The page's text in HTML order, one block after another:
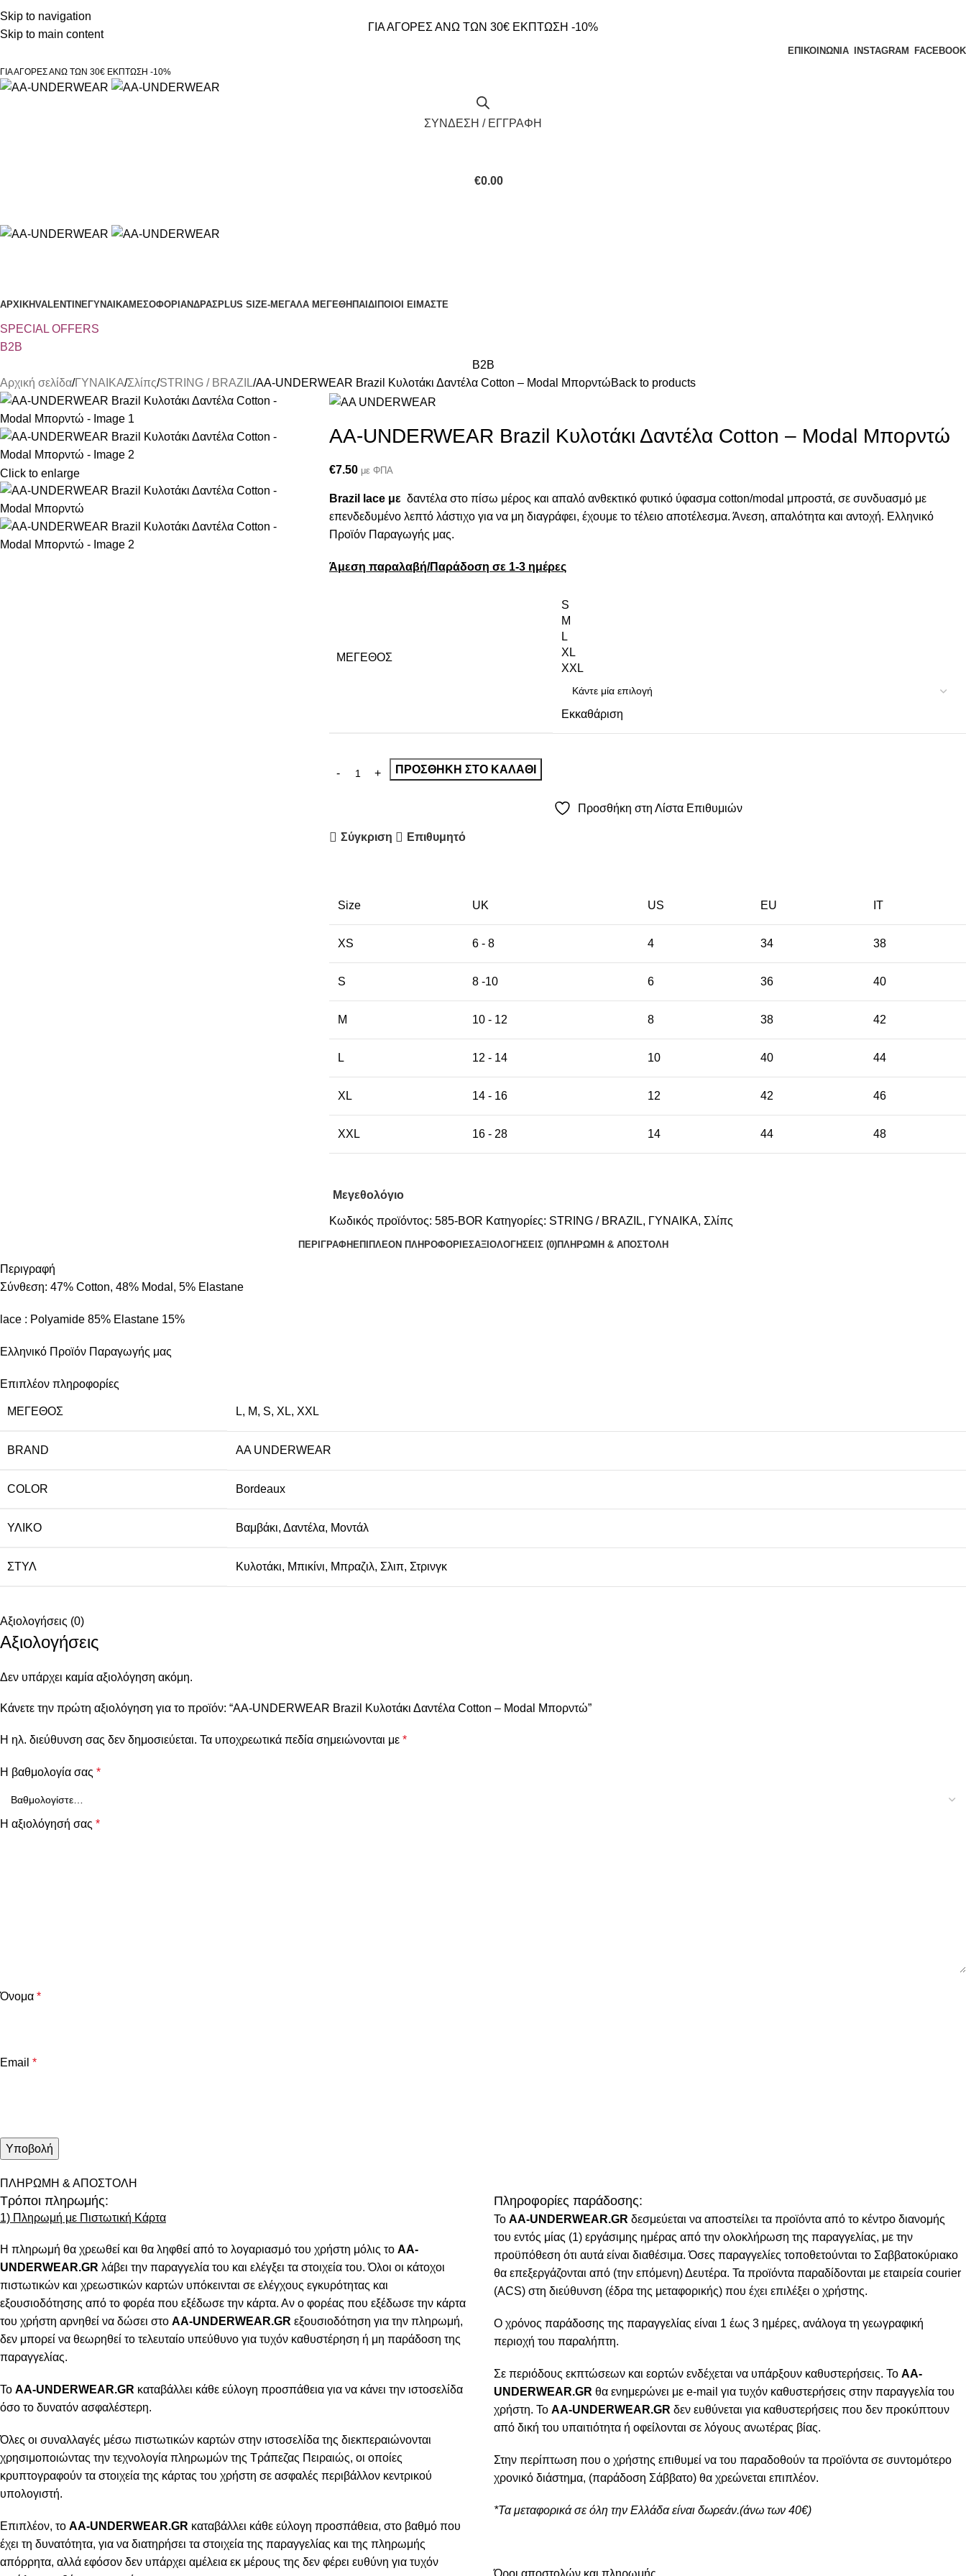
Skip to navigation
Skip to main content
Τηλεφωνικές παραγγελίες 23210 97300
ΓΙΑ ΑΓΟΡΕΣ ΑΝΩ ΤΩΝ 30€ ΕΚΠΤΩΣΗ -10%
ΕΠΙΚΟΙΝΩΝΙΑ INSTAGRAM FACEBOOK
ΓΙΑ ΑΓΟΡΕΣ ΑΝΩ ΤΩΝ 30€ ΕΚΠΤΩΣΗ -10%
ΣΥΝΔΕΣΗ / ΕΓΓΡΑΦΗ
€0.00
ΑΡΧΙΚΗVALENTINEΓΥΝΑΙΚΑΜΕΣΟΦΟΡΙ ΑΝΔΡΑΣPLUS SIZE-ΜΕΓΑΛΑ ΜΕΓΕΘΗ ΠΑΙΔΙ ΠΟΙΟΙ ΕΙΜΑΣΤΕ
SPECIAL OFFERS
B2B
B2B
Αρχική σελίδα ΓΥΝΑΙΚΑ Σλίπς STRING / BRAZIL AA-UNDERWEAR Brazil Κυλοτάκι Δαντέλα Cotton – Modal ΜπορντώBack to products
Click to enlarge
AA-UNDERWEAR Brazil Κυλοτάκι Δαντέλα Cotton – Modal Μπορντώ
€7.50 με ΦΠΑ
Brazil lace με δαντέλα στο πίσω μέρος και απαλό ανθεκτικό φυτικό ύφασμα cotton/modal μπροστά, σε συνδυασμό με
επενδεδυμένο λεπτό λάστιχο για να μη διαγράφει, έχουμε το τέλειο αποτέλεσμα. Άνεση, απαλότητα και αντοχή. Ελληνικό
Προϊόν Παραγωγής μας.
Άμεση παραλαβή/Παράδοση σε 1-3 ημέρες
ΜΈΓΕΘΟΣ
S
M
L
XL
XXL
Εκκαθάριση
ΠΡΟΣΘΉΚΗ ΣΤΟ ΚΑΛΆΘΙ
Προσθήκη στη Λίστα Επιθυμιών
Σύγκριση Επιθυμητό
Size UK US EU ΙΤ
XS 6 - 8 4 34 38
S 8 -10 6 36 40
M 10 - 12 8 38 42
L 12 - 14 10 40 44
XL 14 - 16 12 42 46
XXL 16 - 28 14 44 48
Μεγεθολόγιο
Κωδικός προϊόντος: 585-BOR Κατηγορίες: STRING / BRAZIL, ΓΥΝΑΙΚΑ, Σλίπς
ΠΕΡΙΓΡΑΦΉ ΕΠΙΠΛΈΟΝ ΠΛΗΡΟΦΟΡΊΕΣΑΞΙΟΛΟΓΉΣΕΙΣ (0)ΠΛΗΡΩΜΗ & ΑΠΟΣΤΟΛΗ
Περιγραφή
Σύνθεση: 47% Cotton, 48% Modal, 5% Elastane
lace : Polyamide 85% Elastane 15%
Ελληνικό Προϊόν Παραγωγής μας
Επιπλέον πληροφορίες
ΜΈΓΕΘΟΣ L, M, S, XL, XXL
BRAND AA UNDERWEAR
COLOR Bordeaux
ΥΛΙΚΌ Βαμβάκι, Δαντέλα, Μοντάλ
ΣΤΥΛ Κυλοτάκι, Μπικίνι, Μπραζιλ, Σλιπ, Στρινγκ
Αξιολογήσεις (0)
Αξιολογήσεις
Δεν υπάρχει καμία αξιολόγηση ακόμη.
Κάνετε την πρώτη αξιολόγηση για το προϊόν: “AA-UNDERWEAR Brazil Κυλοτάκι Δαντέλα Cotton – Modal Μπορντώ”
Η ηλ. διεύθυνση σας δεν δημοσιεύεται. Τα υποχρεωτικά πεδία σημειώνονται με *
Η βαθμολογία σας *
Η αξιολόγησή σας *
Όνομα *
Email *
ΠΛΗΡΩΜΗ & ΑΠΟΣΤΟΛΗ
Τρόποι πληρωμής:
1) Πληρωμή με Πιστωτική Κάρτα
Η πληρωμή θα χρεωθεί και θα ληφθεί από το λογαριασμό του χρήστη μόλις το AA-
UNDERWEAR.GR λάβει την παραγγελία του και ελέγξει τα στοιχεία του. Όλοι οι κάτοχοι
πιστωτικών και χρεωστικών καρτών υπόκεινται σε ελέγχους εγκυρότητας και
εξουσιοδότησης από το φορέα που εξέδωσε την κάρτα. Αν ο φορέας που εξέδωσε την κάρτα
του χρήστη αρνηθεί να δώσει στο AA-UNDERWEAR.GR εξουσιοδότηση για την πληρωμή,
δεν μπορεί να θεωρηθεί το τελευταίο υπεύθυνο για τυχόν καθυστέρηση ή μη παράδοση της
παραγγελίας.
Το AA-UNDERWEAR.GR καταβάλλει κάθε εύλογη προσπάθεια για να κάνει την ιστοσελίδα
όσο το δυνατόν ασφαλέστερη.
Όλες οι συναλλαγές μέσω πιστωτικών καρτών στην ιστοσελίδα της διεκπεραιώνονται
χρησιμοποιώντας την τεχνολογία πληρωμών της Τράπεζας Πειραιώς, οι οποίες
κρυπτογραφούν τα στοιχεία της κάρτας του χρήστη σε ασφαλές περιβάλλον κεντρικού
υπολογιστή.
Επιπλέον, το AA-UNDERWEAR.GR καταβάλλει κάθε εύλογη προσπάθεια, στο βαθμό που
έχει τη δυνατότητα, για να διατηρήσει τα στοιχεία της παραγγελίας και της πληρωμής
απόρρητα, αλλά εφόσον δεν υπάρχει αμέλεια εκ μέρους της δεν φέρει ευθύνη για τυχόν
Πληροφορίες παράδοσης:
To AA-UNDERWEAR.GR δεσμεύεται να αποστείλει τα προϊόντα από το κέντρο διανομής
του εντός μίας (1) εργάσιμης ημέρας από την ολοκλήρωση της παραγγελίας, με την
προϋπόθεση ότι αυτά είναι διαθέσιμα. Όσες παραγγελίες τοποθετούνται το Σαββατοκύριακο
θα επεξεργάζονται από (την επόμενη) Δευτέρα. Τα προϊόντα παραδίδονται με εταιρεία courier
(ACS) στη διεύθυνση (έδρα της μεταφορικής) που έχει επιλέξει ο χρήστης.
Ο χρόνος παράδοσης της παραγγελίας είναι 1 έως 3 ημέρες, ανάλογα τη γεωγραφική
περιοχή του παραλήπτη.
Σε περιόδους εκπτώσεων και εορτών ενδέχεται να υπάρξουν καθυστερήσεις. Το AA-
UNDERWEAR.GR θα ενημερώνει με e-mail για τυχόν καθυστερήσεις στην παραγγελία του
χρήστη. Το AA-UNDERWEAR.GR δεν ευθύνεται για καθυστερήσεις που δεν προκύπτουν
από δική του υπαιτιότητα ή οφείλονται σε λόγους ανωτέρας βίας.
Στην περίπτωση που ο χρήστης επιθυμεί να του παραδοθούν τα προϊόντα σε συντομότερο
χρονικό διάστημα, (παράδοση Σάββατο) θα χρεώνεται επιπλέον.
*Τα μεταφορικά σε όλη την Ελλάδα είναι δωρεάν.(άνω των 40€)
Όροι αποστολών και πληρωμής